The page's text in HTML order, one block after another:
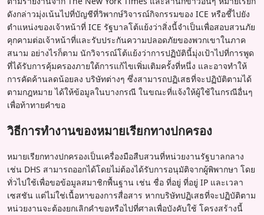
ดังกล่าวมุ่งเน้นไปที่บัญชีที่วิพากษ์วิจารณ์กิจกรรมของ ICE หรือชี้ไปยัง
ตำแหน่งของเจ้าหน้าที่ ICE รัฐบาลโต้แย้งว่าสิ่งนี้จำเป็นเพื่อสอบสวนภัย
คุกคามต่อเจ้าหน้าที่และรับประกันความปลอดภัยของพวกเขาในภาค
สนาม อย่างไรก็ตาม นักวิจารณ์โต้แย้งว่าการปฏิบัตินี้มุ่งเป้าไปที่การพูด
ที่ได้รับการคุ้มครองภายใต้การแก้ไขเพิ่มเติมครั้งที่หนึ่ง และอาจทำให้
การคัดค้านลดน้อยลง บริษัทต่างๆ ซึ่งสามารถปฏิเสธที่จะปฏิบัติตามได้
ตามกฎหมาย ได้ให้ข้อมูลในบางกรณี ในขณะที่แจ้งให้ผู้ใช้ในกรณีอื่นๆ
เพื่อท้าทายคำขอ
วิธีการทำงานของหมายเรียกทางปกครอง
หมายเรียกทางปกครองเป็นเครื่องมือสืบสวนที่หน่วยงานรัฐบาลกลาง
เช่น DHS สามารถออกได้โดยไม่ต้องได้รับการอนุมัติจากผู้พิพากษา โดย
ทั่วไปใช้เพื่อขอข้อมูลสมาชิกพื้นฐาน เช่น ชื่อ ที่อยู่ ที่อยู่ IP และเวลา
เซสชัน แต่ไม่ใช่เนื้อหาของการสื่อสาร หากบริษัทปฏิเสธที่จะปฏิบัติตาม
หน่วยงานจะต้องยกเลิกคำขอหรือไปที่ศาลเพื่อบังคับใช้ โครงสร้างนี้